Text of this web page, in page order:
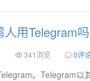
用Telegram吗
341浏览 0评
。Telegram以